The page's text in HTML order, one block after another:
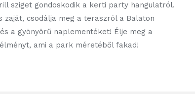
sziget gondoskodik a kerti party hangulatról.
zaját, csodálja meg a teraszról a Balaton
a gyönyörű naplementéket! Élje meg a
ami a park méretéből fakad!